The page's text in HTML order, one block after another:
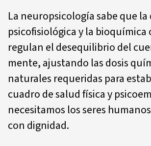
La neuropsicología sabe que
psicofisiológica y la bioquímica
regulan el desequilibrio del
mente, ajustando las dosis
naturales requeridas para
cuadro de salud física y
necesitamos los seres
con dignidad.